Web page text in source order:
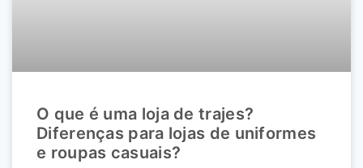
O que é uma loja de trajes?
Diferenças para lojas de uniformes
e roupas casuais?